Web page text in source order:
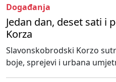
Događanja
Jedan dan, deset sati i
Korza
Slavonskobrodski Korzo
boje, sprejevi i urbana